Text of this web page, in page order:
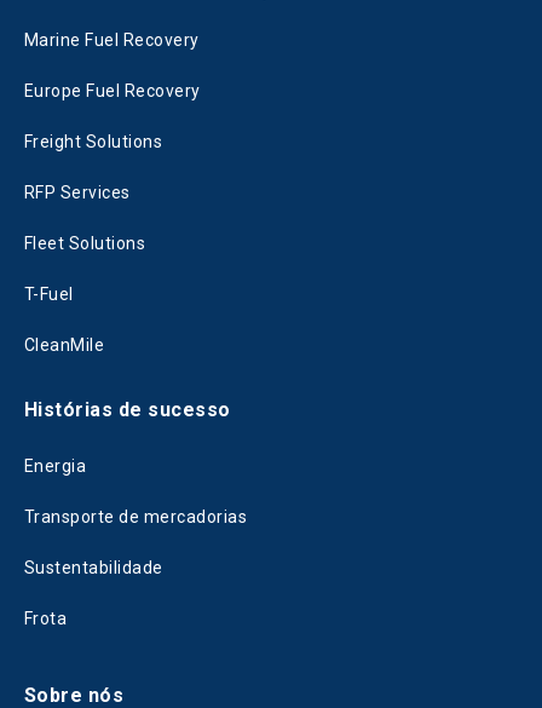
Marine Fuel Recovery
Europe Fuel Recovery
Freight Solutions
RFP Services
Fleet Solutions
T-Fuel
CleanMile
Histórias de sucesso
Energia
Transporte de mercadorias
Sustentabilidade
Frota
Sobre nós